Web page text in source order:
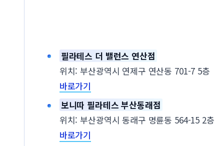
필라테스 더 밸런스 연산점
위치: 부산광역시 연제구 연산동 701-7 5층
바로가기
보니따 필라테스 부산동래점
위치: 부산광역시 동래구 명륜동 564-15 2층
바로가기